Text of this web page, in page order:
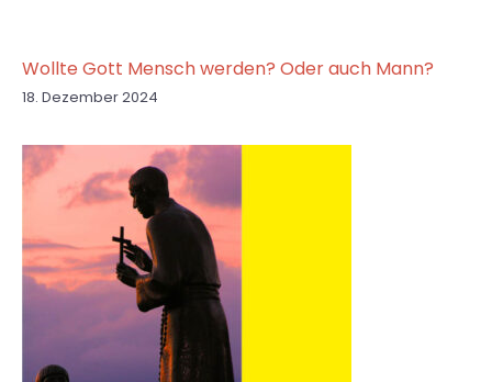
Wollte Gott Mensch werden? Oder auch Mann?
18. Dezember 2024